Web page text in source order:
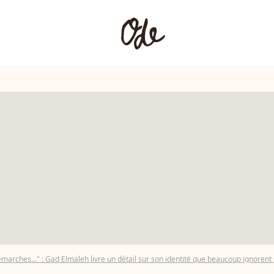
: Gad Elmaleh livre un détail sur son identité que beaucoup